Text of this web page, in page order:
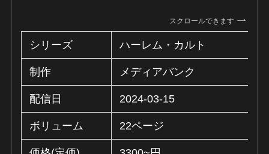
スクロールできます
シリーズ ハーレム・カルト
制作 メディアバンク
配信日 2024-03-15
ボリューム 22ページ